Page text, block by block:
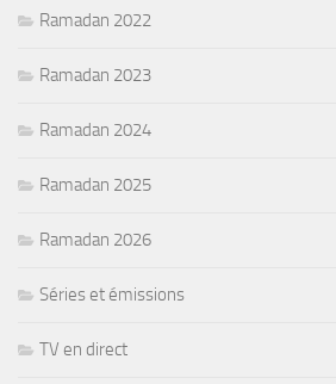
Ramadan 2022
Ramadan 2023
Ramadan 2024
Ramadan 2025
Ramadan 2026
Séries et émissions
TV en direct